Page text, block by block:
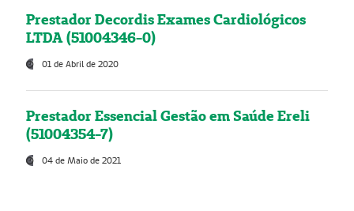
Prestador Decordis Exames Cardiológicos
LTDA (51004346-0)
01 de Abril de 2020
Prestador Essencial Gestão em Saúde Ereli
(51004354-7)
04 de Maio de 2021